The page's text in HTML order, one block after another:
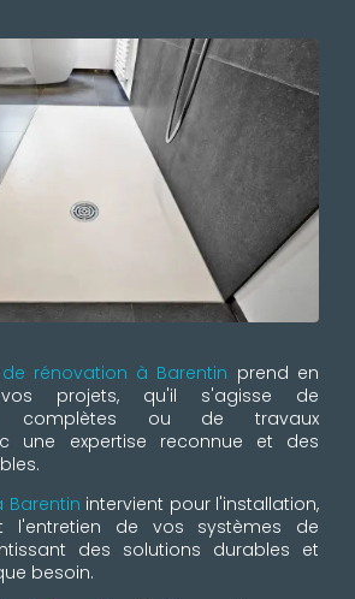
rénovation à Barentin prend en
projets, qu'il s'agisse de
complètes ou de travaux
une expertise reconnue et des
Barentin intervient pour l'installation,
l'entretien de vos systèmes de
des solutions durables et
besoin.